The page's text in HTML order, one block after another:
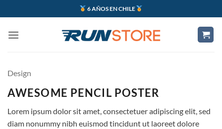
al
contenido
6 AÑOS EN CHILE
Design
AWESOME PENCIL POSTER
Lorem ipsum dolor sit amet, consectetuer adipiscing elit, sed
diam nonummy nibh euismod tincidunt ut laoreet dolore